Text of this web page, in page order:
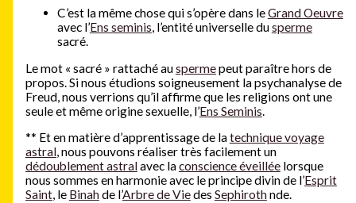
C’est la même chose qui s’opère dans leGrand Oeuvre
avec l’Ens seminis, l’entité universelle dusperme
sacré.
Le mot « sacré » rattaché auspermepeut paraître hors de
propos. Si nous étudions soigneusement la psychanalyse de
Freud, nous verrions qu’il affirme que les religions ont une
seule et même origine sexuelle, l’Ens Seminis.
** Et en matière d’apprentissage de latechnique voyage
astral, nous pouvons réaliser très facilement un
dédoublement astralavec laconscience éveilléelorsque
nous sommes en harmonie avec le principe divin de l’Esprit
Saint, le Binahde l’Arbre de Viedes Sephirothnde.